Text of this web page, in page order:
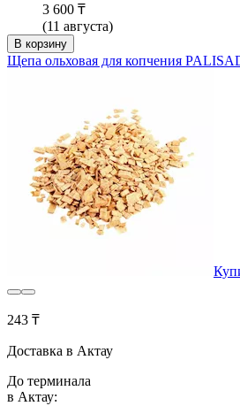
3 600 ₸
(11 августа)
В корзину
Щепа ольховая для копчения
243 ₸
Доставка в Актау
До терминала
в Актау: